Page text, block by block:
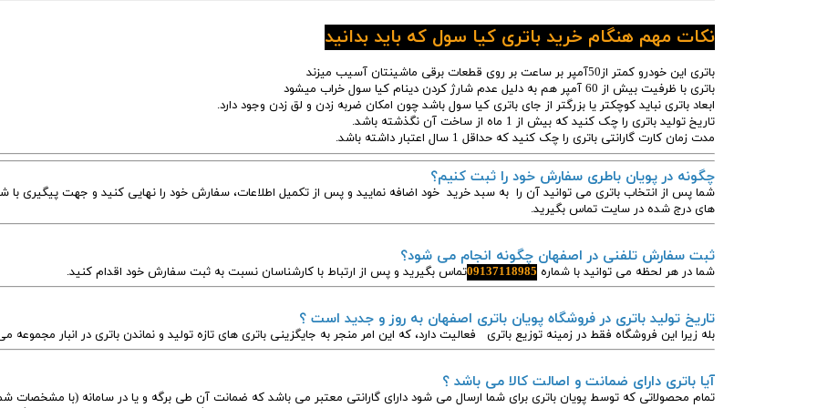
نکات مهم هنگام خرید باتری کیا سول که باید بدانید
باتری این خودرو کمتر از50آمپر بر ساعت بر روی قطعات برقی ماشینتان آسیب میزند
باتری با ظرفیت بیش از 60 آمپر هم به دلیل عدم شارژ کردن دینام کیا سول خراب میشود
ابعاد باتری نباید کوچکتر یا بزرگتر از جای باتری کیا سول باشد چون امکان ضربه زدن و لق زدن وجود دارد.
تاریخ تولید باتری را چک کنید که بیش از 1 ماه از ساخت آن نگذشته باشد.
مدت زمان کارت گارانتی باتری را چک کنید که حداقل 1 سال اعتبار داشته باشد.
چگونه در پویان باطری سفارش خود را ثبت کنیم؟
شما پس از انتخاب باتری می توانید آن را به سبد خرید خود اضافه نمایید و پس از تکمیل اطلاعات، سفارش خود را نهایی کنید و جهت پیگیری با
های درج شده در سایت تماس بگیرید.
ثبت سفارش تلفنی در اصفهان چگونه انجام می شود؟
شما در هر لحظه می توانید با شماره 09137118985تماس بگیرید و پس از ارتباط با کارشناسان نسبت به ثبت سفارش خود اقدام کنید.
تاریخ تولید باتری در فروشگاه پویان باتری اصفهان به روز و جدید است ؟
بله زیرا این فروشگاه فقط در زمینه توزیع باتری فعالیت دارد، که این امر منجر به جایگزینی باتری های تازه تولید و نماندن باتری در انبار مجموعه
آیا باتری دارای ضمانت و اصالت کالا می باشد ؟
تمام محصولاتی که توسط پویان باتری برای شما ارسال می شود دارای گارانتی معتبر می باشد که ضمانت آن طی برگه و یا در سامانه (با مشخصات